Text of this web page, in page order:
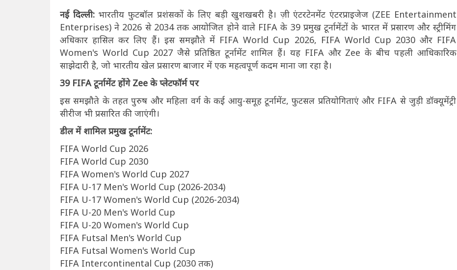
नई दिल्ली:भारतीय फुटबॉल प्रशंसकों के लिए बड़ी खुशखबरी है। ज़ी एंटरटेनमेंट एंटरप्राइजेज (ZEE Entertainment
Enterprises) ने 2026 से 2034 तक आयोजित होने वाले FIFA के 39 प्रमुख टूर्नामेंटों के भारत में प्रसारण और स्ट्रीमिंग
अधिकार हासिल कर लिए हैं। इस समझौते में FIFA World Cup 2026, FIFA World Cup 2030 और FIFA
Women's World Cup 2027 जैसे प्रतिष्ठित टूर्नामेंट शामिल हैं। यह FIFA और Zee के बीच पहली आधिकारिक
साझेदारी है, जो भारतीय खेल प्रसारण बाजार में एक महत्वपूर्ण कदम माना जा रहा है।
39 FIFA टूर्नामेंट होंगे Zee के प्लेटफॉर्म पर
इस समझौते के तहत पुरुष और महिला वर्ग के कई आयु-समूह टूर्नामेंट, फुटसल प्रतियोगिताएं और FIFA से जुड़ी डॉक्यूमेंट्री
सीरीज भी प्रसारित की जाएंगी।
डील में शामिल प्रमुख टूर्नामेंट:
FIFA World Cup 2026
FIFA World Cup 2030
FIFA Women's World Cup 2027
FIFA U-17 Men's World Cup (2026-2034)
FIFA U-17 Women's World Cup (2026-2034)
FIFA U-20 Men's World Cup
FIFA U-20 Women's World Cup
FIFA Futsal Men's World Cup
FIFA Futsal Women's World Cup
FIFA Intercontinental Cup (2030 तक)